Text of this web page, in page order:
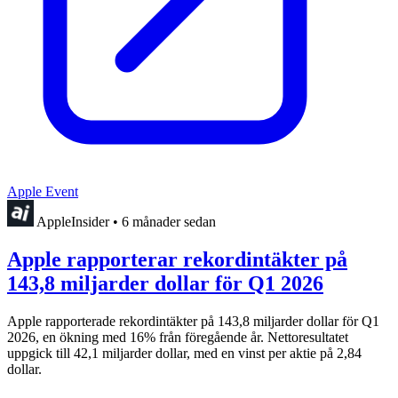
Apple Event
AppleInsider • 6 månader sedan
Apple rapporterar rekordintäkter på
143,8 miljarder dollar för Q1 2026
Apple rapporterade rekordintäkter på 143,8 miljarder dollar för Q1
2026, en ökning med 16% från föregående år. Nettoresultatet
uppgick till 42,1 miljarder dollar, med en vinst per aktie på 2,84
dollar.